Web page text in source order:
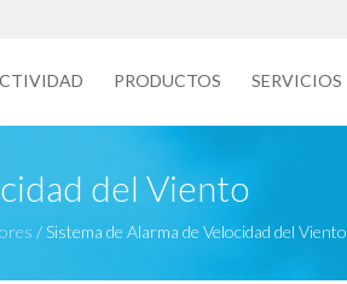
PRODUCTOS SERVICIOS
del Viento
/ Sistema de Alarma de Velocidad del Viento